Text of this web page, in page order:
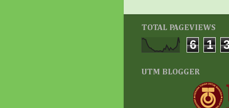
TOTAL PAGEVIEWS
6 1
UTM BLOGGER